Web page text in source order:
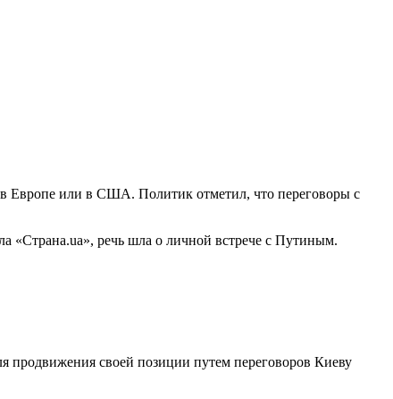
в Европе или в США. Политик отметил, что переговоры с
«Страна.ua», речь шла о личной встрече с Путиным.
продвижения своей позиции путем переговоров Киеву